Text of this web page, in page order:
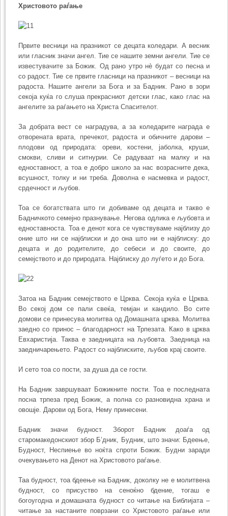
Христовото раѓање
Првите весници на празникот се децата коледари. А весник
или гласник значи ангел. Тие се нашите земни ангели. Тие се
известувачите за Божик. Од рано утро нè будат со песна и
со радост. Тие се првите гласници на празникот – весници на
радоста. Нашите ангели за Бога и за Бадник. Рано в зори
секоја куќа го слуша прекрасниот детски глас, како глас на
ангелите за раѓањето на Христа Спасителот.
За добрата вест се наградува, а за коледарите награда е
отворената врата, пречекот, радоста и обичните дарови –
плодови од природата: ореви, костени, јаболка, круши,
смокви, сливи и ситнурии. Се радуваат на малку и на
едноставност, а тоа е добро школо за нас возрасните дека,
всушност, толку и ни треба. Доволна е насмевка и радост,
срдечност и љубов.
Тоа се богатствата што ги добиваме од децата и такво е
Бадничкото семејно празнување. Негова одлика е љубовта и
едноставноста. Тоа е денот кога се чувствуваме најблизу до
оние што ни се најблиски и до она што ни е најблиску: до
децата и до родителите, до себеси и до своите, до
семејството и до природата. Најблиску до луѓето и до Бога.
Затоа на Бадник семејството е Црква. Секоја куќа е Црква.
Во секој дом се пали свеќа, темјан и кандило. Во сите
домови се принесува молитва од Домашната црква. Молитва
заедно со принос – благодарност на Трпезата. Како в црква
Евхаристија. Таква е заедницата на љубовта. Заедница на
заедничарењето. Радост со најблиските, љубов крај своите.
И сето тоа со пости, за душа да се гости.
На Бадник завршуваат Божикните пости. Тоа е последната
посна трпеза пред Божик, а полна со разновидна храна и
овошје. Дарови од Бога, Нему принесени.
Бадник значи будност. Зборот Бадник доаѓа од
старомакедонскиот збор Б’дник, Будник, што значи: Бдеење,
Будност, Неспиење во ноќта спроти Божик. Будни заради
очекувањето на Денот на Христовото раѓање.
Таа будност, тоа бдеење на Бадник, доколку не е молитвена
будност, со присуство на сеноќно бдение, тогаш е
богоугодна и домашната будност со читање на Библијата –
читање за настаните поврзани со Христовото раѓање или